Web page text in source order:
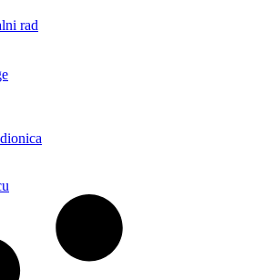
rad